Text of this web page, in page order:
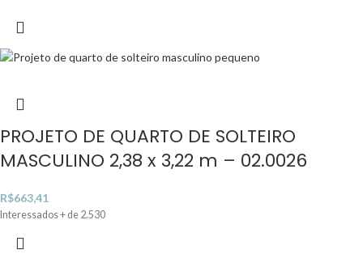
PROJETO DE QUARTO DE SOLTEIRO
MASCULINO 2,38 x 3,22 m – 02.0026
R$663,41
Interessados + de 2.530